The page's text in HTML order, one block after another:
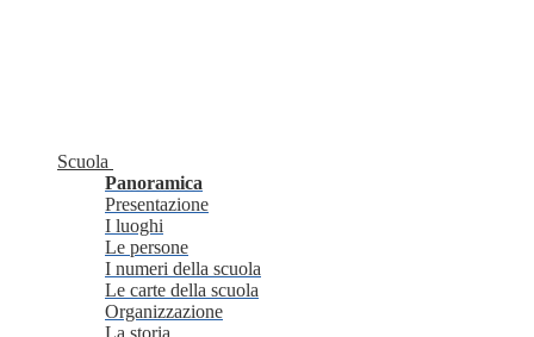
Scuola
Panoramica
Presentazione
I luoghi
Le persone
I numeri della scuola
Le carte della scuola
Organizzazione